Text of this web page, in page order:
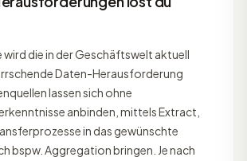
wird die in der Geschäftswelt aktuell
Daten-Herausforderung
lassen sich ohne
anbinden, mittels Extract,
in das gewünschte
bspw. Aggregation bringen. Je nach